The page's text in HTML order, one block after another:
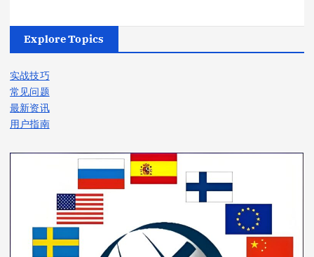
Explore Topics
实战技巧
常见问题
最新资讯
用户指南